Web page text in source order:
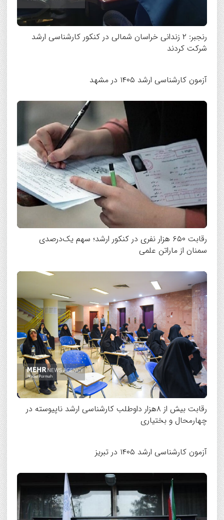
رنجبر: ۲ زندانی خراسان شمالی در کنکور کارشناسی ارشد
شرکت کردند
آزمون کارشناسی ارشد ۱۴۰۵ در مشهد
رقابت ۶۵۰ هزار نفری در کنکور ارشد؛ سهم یک‌درصدی
سمنان از ماراتن علمی
رقابت بیش از ۸هزار داوطلب کارشناسی ارشد ناپیوسته در
چهارمحال و بختیاری
آزمون کارشناسی ارشد ۱۴۰۵ در تبریز